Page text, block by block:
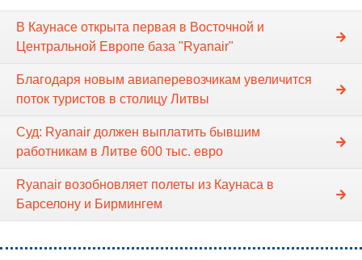
В Каунасе открыта первая в Восточной и
Центральной Европе база "Ryanair"
Благодаря новым авиаперевозчикам увеличится
поток туристов в столицу Литвы
Суд: Ryanair должен выплатить бывшим
работникам в Литве 600 тыс. евро
Ryanair возобновляет полеты из Каунаса в
Барселону и Бирмингем